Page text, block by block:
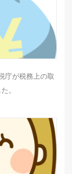
庁が税務上の取
。